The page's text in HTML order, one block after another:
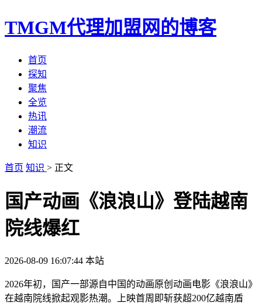
TMGM代理加盟网的博客
首页
探知
聚焦
全览
热讯
潮流
知识
首页 知识 > 正文
国产动画《浪浪山》登陆越南
院线爆红
2026-08-09 16:07:44 本站
2026年初，国产一部源自中国的动画原创动画电影《浪浪山》
在越南院线掀起观影热潮。上映首周即斩获超200亿越南盾